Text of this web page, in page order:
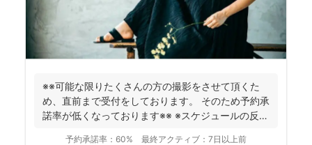
※※可能な限りたくさんの方の撮影をさせて頂くた
め、直前まで受付をしております。 そのため予約承
諾率が低くなっております※※ ※スケジュールの反映
予約承諾率： 60% 最終アクティブ： 7日以上前